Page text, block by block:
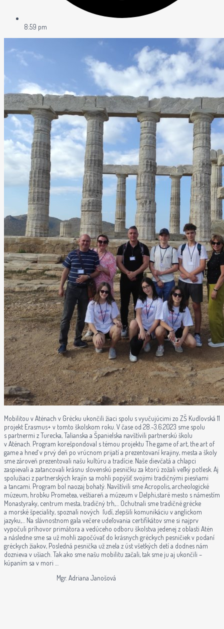
8:59 pm
Mobilitou v Aténach v Grécku ukončili žiaci spolu s vyučujúcimi zo ZŠ Kudlovská 11
projekt Erasmus+ v tomto školskom roku. V čase od 28.-3.6.2023 sme spolu
s partnermi z Turecka, Talianska a Španielska navštívili partnerskú školu
v Aténach. Program korešpondoval s témou projektu The game of art, the art of
game a hneď v prvý deň po vrúcnom prijatí a prezentovaní krajiny, mesta a školy
sme zároveň prezentovali našu kultúru a tradície. Naše dievčatá a chlapci
zaspievali a zatancovali krásnu slovenskú pesničku za ktorú zožali veľký potlesk. Aj
spolužiaci z partnerských krajín sa mohli popýšiť svojimi tradičnými piesňami
a tancami. Program bol naozaj bohatý. Navštívili sme Acropolis, archeologické
múzeum, hrobku Prometea, veštiareň a múzeum v Delphi,staré mesto s námestím
Monastyraky, centrum mesta, tradičný trh,… Ochutnali sme tradičné grécke
a morské špeciality, spoznali nových ľudí, zlepšili komunikáciu v anglickom
jazyku,… Na slávnostnom gala večere udeľovania certifikátov sme si najprv
vypočuli príhovor primátora a vedúceho odboru školstva jedenej z oblasti Atén
a následne sme sa už mohli započúvať do krásnych gréckych pesničiek v podaní
gréckych žiakov, Posledná pesnička už znela z úst všetkých detí a dodnes nám
doznieva v ušiach. Tak ako sme našu mobilitu začali, tak sme ju aj ukončili –
kúpaním sa v mori …
Mgr. Adriana Janošová